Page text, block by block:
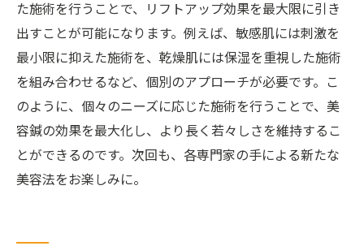
た施術を行うことで、リフトアップ効果を最大限に引き
出すことが可能になります。例えば、敏感肌には刺激を
最小限に抑えた施術を、乾燥肌には保湿を重視した施術
を組み合わせるなど、個別のアプローチが必要です。こ
のように、個々のニーズに応じた施術を行うことで、美
容鍼の効果を最大化し、より長く若々しさを維持するこ
とができるのです。次回も、各専門家の手による新たな
美容法をお楽しみに。